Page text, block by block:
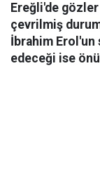
Ereğli'de
çevrilmiş
İbrahim Erol'un
edeceği ise